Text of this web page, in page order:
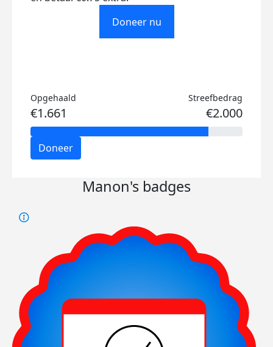
Doneer nu
Opgehaald
€1.661
Streefbedrag
€2.000
Doneer
Manon's badges